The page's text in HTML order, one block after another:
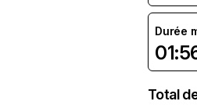
Durée
Total